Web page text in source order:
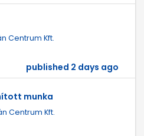
Centrum Kft.
published 2 days ago
munka
Centrum Kft.